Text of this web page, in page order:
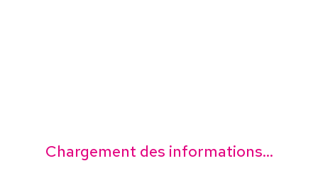
Chargement des informations...